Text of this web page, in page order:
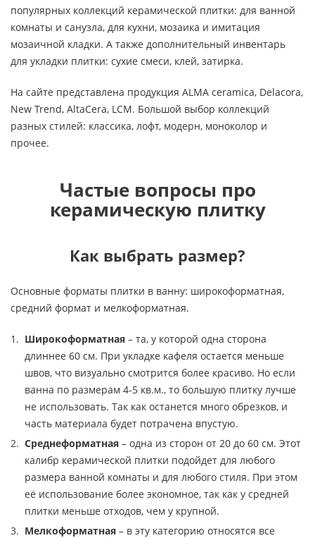
популярных коллекций керамической плитки: для ванной
комнаты и санузла, для кухни, мозаика и имитация
мозаичной кладки. А также дополнительный инвентарь
для укладки плитки: сухие смеси, клей, затирка.
На сайте представлена продукция ALMA ceramica, Delacora,
New Trend, AltaCera, LCM. Большой выбор коллекций
разных стилей: классика, лофт, модерн, моноколор и
прочее.
Частые вопросы про
керамическую плитку
Как выбрать размер?
Основные форматы плитки в ванну: широкоформатная,
средний формат и мелкоформатная.
Широкоформатная – та, у которой одна сторона
длиннее 60 см. При укладке кафеля остается меньше
швов, что визуально смотрится более красиво. Но если
ванна по размерам 4-5 кв.м., то большую плитку лучше
не использовать. Так как останется много обрезков, и
часть материала будет потрачена впустую.
Среднеформатная – одна из сторон от 20 до 60 см. Этот
калибр керамической плитки подойдет для любого
размера ванной комнаты и для любого стиля. При этом
её использование более экономное, так как у средней
плитки меньше отходов, чем у крупной.
Мелкоформатная – в эту категорию относятся все